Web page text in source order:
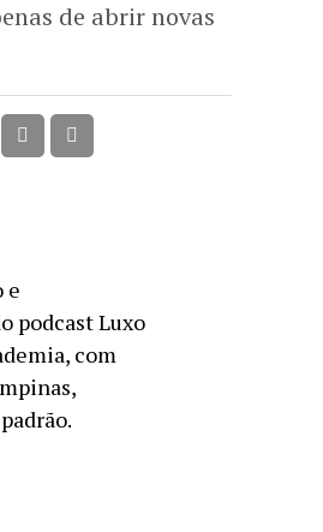
de abrir novas
e
podcast Luxo
com